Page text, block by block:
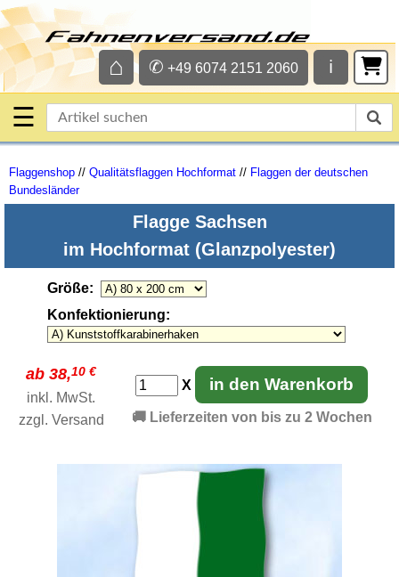
ℹ
✆ +49 6074 2151 2060
⌂
☰
Flaggenshop // Qualitätsflaggen Hochformat // Flaggen der deutschen
Bundesländer
Flagge Sachsen
im Hochformat (Glanzpolyester)
Größe:
Konfektionierung:
ab 38,10 €
inkl. MwSt.
zzgl. Versand
X in den Warenkorb
🚚 Lieferzeiten von bis zu 2 Wochen